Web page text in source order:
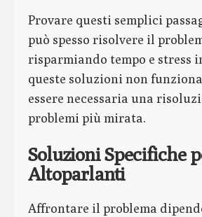
Provare questi semplici
può spesso risolvere il
risparmiando tempo e stress
queste soluzioni non
essere necessaria una
problemi più mirata.
Soluzioni Specifiche
Altoparlanti
Affrontare il problema